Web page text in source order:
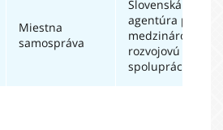
Miestna
samospráva
Slovenská
agentúra pre
medzinárodnú
rozvojovú
spoluprácu